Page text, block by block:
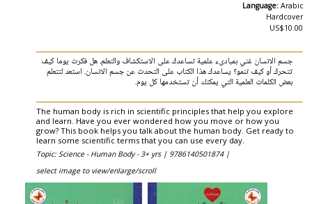
Language: Arabic
Hardcover
US$10.00
جسم الانسان غني بمبادىء علمية تساعدك على الاستكشاف والتعلم. هل فكرت يوما كيف
تتحرك أو كيف تنمو؟ يساعدك هذا الكتاب على التحدث عن جسم الانسان. استعد لتتعلم
بعض الكلمات العلمية التي يمكنك أن تستخدمها كل يوم.
The human body is rich in scientific principles that help you explore
and learn. Have you ever wondered how you move or how you
grow? This book helps you talk about the human body. Get ready to
learn some scientific terms that you can use every day.
Topic: Science - Human Body - 3+ yrs | 9786140501874 |
select image to view/enlarge/scroll